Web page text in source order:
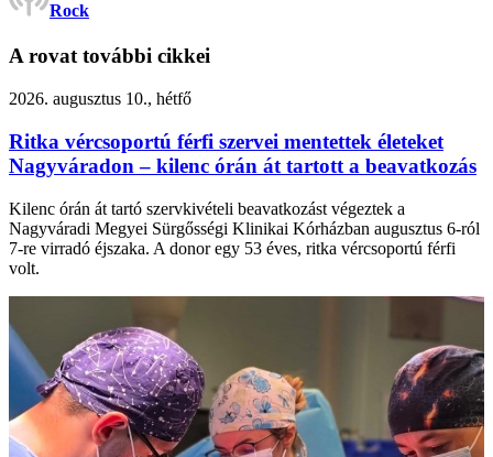
Rock
A rovat további cikkei
2026. augusztus 10., hétfő
Ritka vércsoportú férfi szervei mentettek életeket
Nagyváradon – kilenc órán át tartott a beavatkozás
Kilenc órán át tartó szervkivételi beavatkozást végeztek a
Nagyváradi Megyei Sürgősségi Klinikai Kórházban augusztus 6-ról
7-re virradó éjszaka. A donor egy 53 éves, ritka vércsoportú férfi
volt.